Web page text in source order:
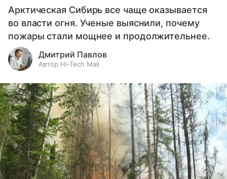
Арктическая Сибирь все чаще оказывается
во власти огня. Ученые выяснили, почему
пожары стали мощнее и продолжительнее.
Дмитрий Павлов
Автор Hi-Tech Mail